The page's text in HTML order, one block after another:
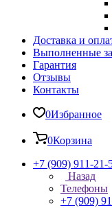
Доставка и
Выполненные
Гарантия
Отзывы
Контакты
0Избранное
0Корзина
+7 (909) 911-21-
Назад
Телефоны
+7 (909)